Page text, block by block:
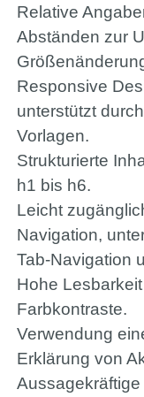
Relative
Abständen zur
Responsive
unterstützt
Vorlagen.
Strukturierte
h1 bis h6.
Leicht
Navigation,
Tab-Navigation
Hohe
Farbkontraste.
Verwendung
Erklärung von